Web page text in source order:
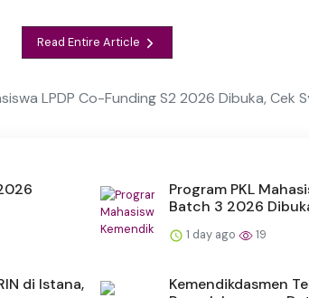
Read Entire Article
LPDP Co-Funding S2 2026 Dibuka, Cek
Program PKL
Batch 3 2026
1 day ago 19
di Istana,
Kemendikdasmen